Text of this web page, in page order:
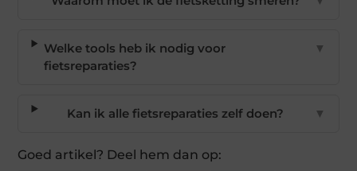
Welke tools heb ik nodig voor
fietsreparaties?
▼
Kan ik alle fietsreparaties zelf doen? ▼
Goed artikel? Deel hem dan op: